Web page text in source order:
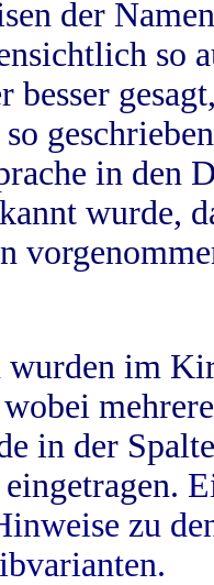
der
so
besser
so
in
wurde,
wurden im
in der
zu